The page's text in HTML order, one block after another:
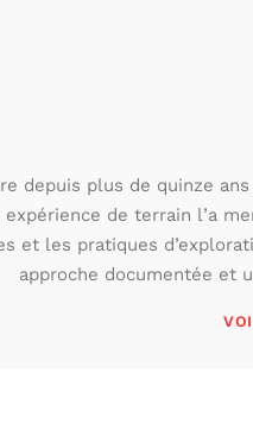
depuis plus de quinze
de terrain l’a
et les pratiques
approche documentée et